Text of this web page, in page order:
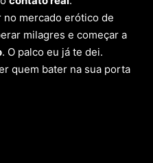
mercado erótico de
milagres e começar a
. O palco eu já te dei.
quem bater na sua porta